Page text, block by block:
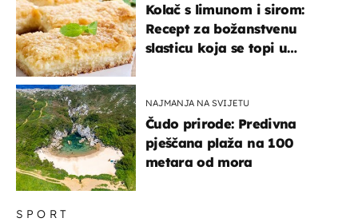
SPORT
Kolač s limunom i sirom:
Recept za božanstvenu
slasticu koja se topi u
NAJMANJA NA SVIJETU
Čudo prirode: Predivna
pješčana plaža na 100
metara od mora